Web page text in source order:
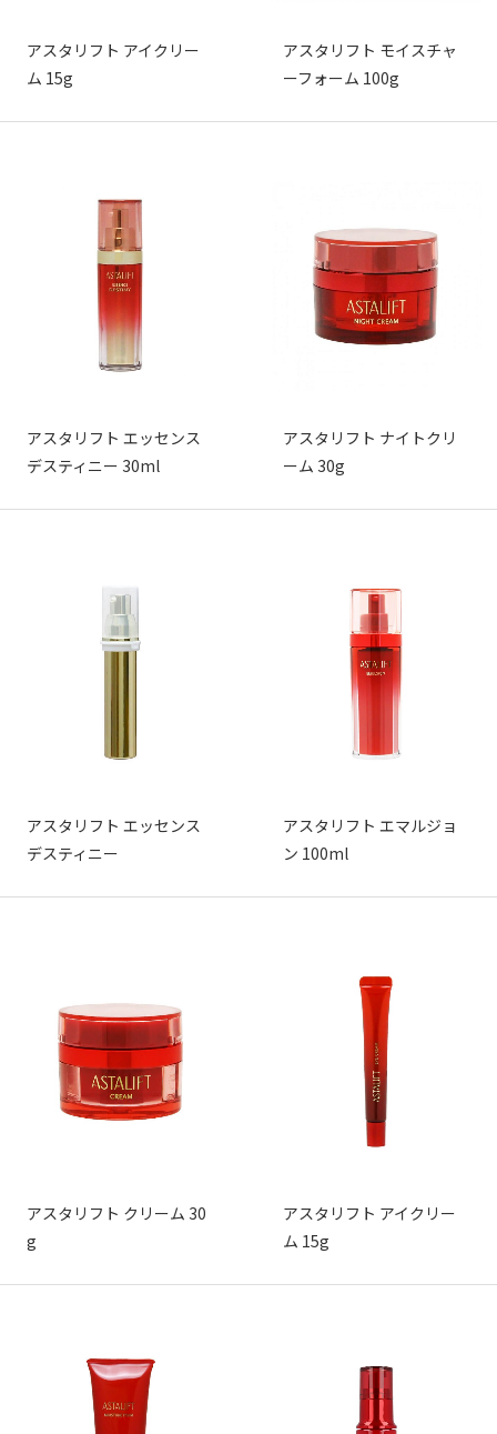
アスタリフト アイクリー
ム 15g
アスタリフト モイスチャ
ーフォーム 100g
アスタリフト エッセンス
デスティニー 30ml
アスタリフト ナイトクリ
ーム 30g
アスタリフト エッセンス
デスティニー
アスタリフト エマルジョ
ン 100ml
アスタリフト クリーム 30
g
アスタリフト アイクリー
ム 15g